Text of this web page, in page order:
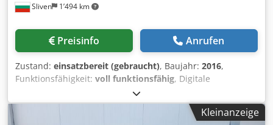
Sliven 1’494 km
Preisinfo Anrufen
Zustand: einsatzbereit (gebraucht), Baujahr: 2016,
Funktionsfähigkeit: voll funktionsfähig, Digitale
automatische Bohrmaschine BIESSE SKIPPER 130 Cedpfx
Asrkm R Honksha Arbeitszustand. Frei zum Laden.
Kleinanzeige